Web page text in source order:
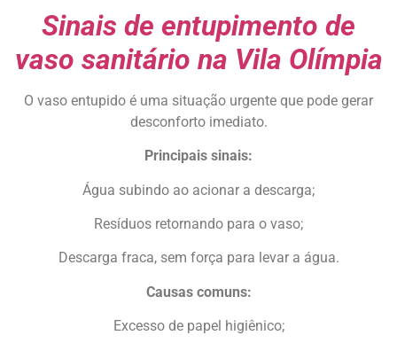
Sinais de entupimento de
vaso sanitário na Vila Olímpia
O vaso entupido é uma situação urgente que pode gerar
desconforto imediato.
Principais sinais:
Água subindo ao acionar a descarga;
Resíduos retornando para o vaso;
Descarga fraca, sem força para levar a água.
Causas comuns:
Excesso de papel higiênico;